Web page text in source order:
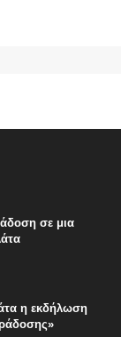
σε μια
η εκδήλωση